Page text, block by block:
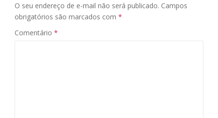
O seu endereço de e-mail não será publicado. Campos
obrigatórios são marcados com *
Comentário *